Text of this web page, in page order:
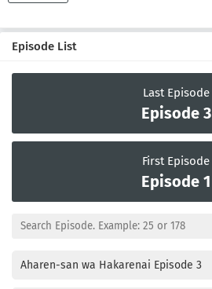
Episode List
Last Episode
Episode 3
First Episode
Episode 1
Aharen-san wa Hakarenai Episode 3